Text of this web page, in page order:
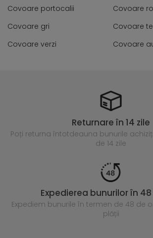
Covoare portocalii
Covoare
Covoare gri
Covoare
Covoare verzi
Covoare
Returnare în 14 zile
Poți returna întotdeauna bunurile
de 14 zile
Expedierea bunurilor în
Expediem bunurile în termen de 48 de
plății